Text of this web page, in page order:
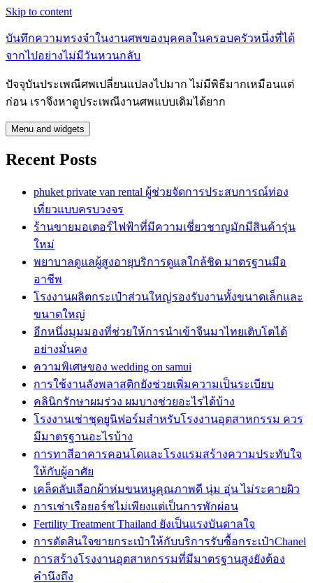
Skip to content
บันทึกความทรงจำในงานศพของบุคคลในครอบครัวหนึ่งที่ได้
จากไปอย่างไม่มีวันหวนกลับ
ปัจจุบันประเพณีศพเปลี่ยนแปลงไปมาก ไม่มีพิธีมากเหมือนแต่
ก่อน เราจึงหาดูประเพณีงานศพแบบเดิมได้ยาก
Menu and widgets
Recent Posts
phuket private van rental ผู้ช่วยจัดการประสบการณ์ท่อง
เที่ยวแบบครบวงจร
ร้านขายมอเตอร์ไฟฟ้าที่มีความเชี่ยวชาญมักมีสินค้ารุ่น
ใหม่
พยาบาลดูแลผู้สูงอายุบริการดูแลใกล้ชิด มาตรฐานมือ
อาชีพ
โรงงานผลิตกระเป๋าส่วนใหญ่รองรับงานทั้งขนาดเล็กและ
ขนาดใหญ่
อีกหนึ่งมุมมองที่ช่วยให้การนำเข้าจีนมาไทยเติบโตได้
อย่างมั่นคง
ความพิเศษของ wedding on samui
การใช้งานลังพลาสติกยังช่วยเพิ่มความเป็นระเบียบ
คลินิกรักษาผมร่วง ผมบางช่วยอะไรได้บ้าง
โรงงานเช่าชุดยูนิฟอร์มสำหรับโรงงานอุตสาหกรรม ควร
มีมาตรฐานอะไรบ้าง
การทาสีอาคารคอนโดและโรงแรมสร้างความประทับใจ
ให้กับผู้อาศัย
เคล็ดลับเลือกผ้าห่มขนหนูคุณภาพดี นุ่ม อุ่น ไม่ระคายผิว
การเช่าเรือยอร์ชไม่เพียงแต่เป็นการพักผ่อน
Fertility Treatment Thailand ยังเป็นแรงบันดาลใจ
การตัดสินใจขายกระเป๋าให้กับบริการรับซื้อกระเป๋าChanel
การสร้างโรงงานอุตสาหกรรมที่มีมาตรฐานสูงยังต้อง
คำนึงถึง